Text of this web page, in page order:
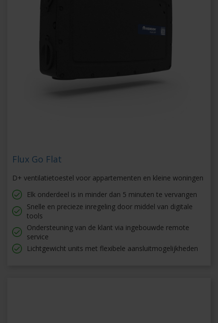
Flux Go Flat
D+ ventilatietoestel voor appartementen en kleine woningen
Elk onderdeel is in minder dan 5 minuten te vervangen
Snelle en precieze inregeling door middel van digitale
tools
Ondersteuning van de klant via ingebouwde remote
service
Lichtgewicht units met flexibele aansluitmogelijkheden